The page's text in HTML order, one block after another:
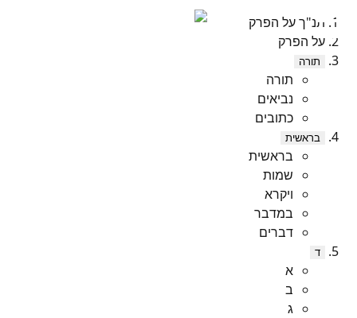
תנ"ך על הפרק
על הפרק
תורה
תורה
נביאים
כתובים
בראשית
בראשית
שמות
ויקרא
במדבר
דברים
ד
א
ב
ג